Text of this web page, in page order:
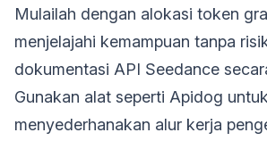
Mulailah dengan alokasi token
menjelajahi kemampuan tanpa
dokumentasi API Seedance
Gunakan alat seperti Apidog untuk
menyederhanakan alur kerja